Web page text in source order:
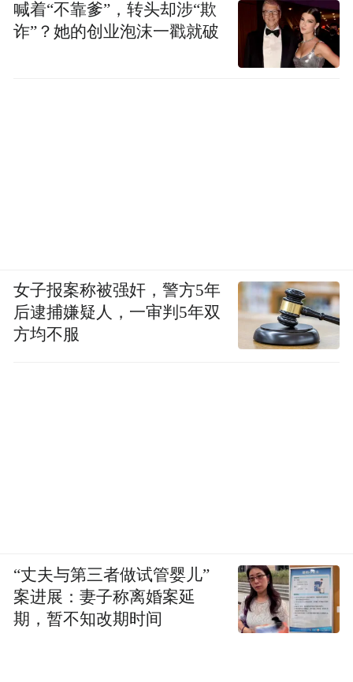
喊着“不靠爹”，转头却涉“欺
诈”？她的创业泡沫一戳就破
女子报案称被强奸，警方5年
后逮捕嫌疑人，一审判5年双
方均不服
“丈夫与第三者做试管婴儿”
案进展：妻子称离婚案延
期，暂不知改期时间